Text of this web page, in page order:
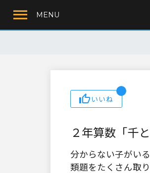
MENU
いいね
２年算数「千
分からない子がい
類題をたくさん取